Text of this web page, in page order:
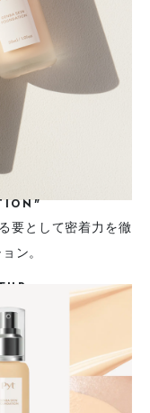
要として密着力を徹
ン。